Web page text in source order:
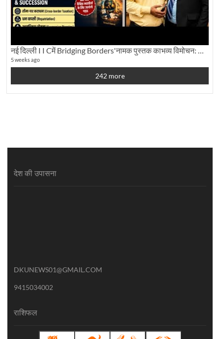
5 weeks ago
242 more
देश की उपासना
DKUNEWS01@GMAIL.COM
9415034002
राशिफल